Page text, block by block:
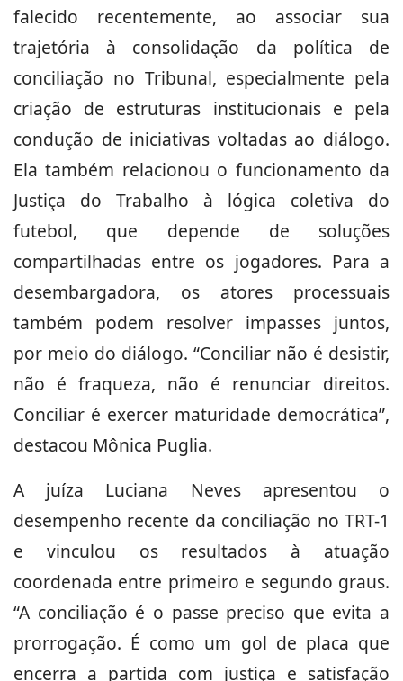
falecido recentemente, ao associar sua
trajetória à consolidação da política de
conciliação no Tribunal, especialmente pela
criação de estruturas institucionais e pela
condução de iniciativas voltadas ao diálogo.
Ela também relacionou o funcionamento da
Justiça do Trabalho à lógica coletiva do
futebol, que depende de soluções
compartilhadas entre os jogadores. Para a
desembargadora, os atores processuais
também podem resolver impasses juntos,
por meio do diálogo. “Conciliar não é desistir,
não é fraqueza, não é renunciar direitos.
Conciliar é exercer maturidade democrática”,
destacou Mônica Puglia.
A juíza Luciana Neves apresentou o
desempenho recente da conciliação no TRT-1
e vinculou os resultados à atuação
coordenada entre primeiro e segundo graus.
“A conciliação é o passe preciso que evita a
prorrogação. É como um gol de placa que
encerra a partida com justiça e satisfação